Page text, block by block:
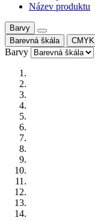
Název produktu
Barvy
Barevná škála
CMYK
Barvy